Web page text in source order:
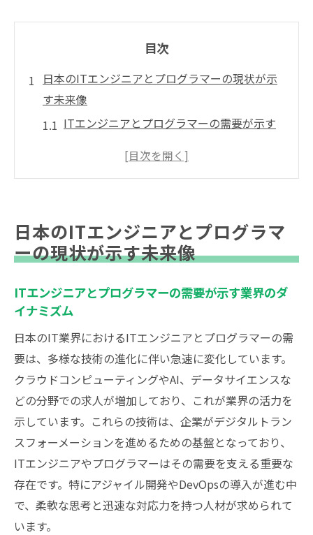
目次
日本のITエンジニアとプログラマーの現状が示
す未来像
ITエンジニアとプログラマーの需要が示す
テクノロジーの進化がもたらす新たなキャ
世界市場における日本のITエンジニアの役
割
ITエンジニアとプログラマーの役割の融合
新技術の進展がITエンジニアとプログラマーの
役割をどう変えるか
AIと自動化がもたらす業務の革新
クラウド技術の普及が変える働き方
データサイエンスが開く新たな可能性
新技術に対応するためのスキルアップ戦略
テクノロジー進化が求めるITエンジニアの
適応力
日本のITエンジニアとプログラマ
ーの現状が示す未来像
ITエンジニアとプログラマーの需要が示す業界のダ
イナミズム
日本のIT業界におけるITエンジニアとプログラマーの需
要は、多様な技術の進化に伴い急速に変化しています。
クラウドコンピューティングやAI、データサイエンスな
どの分野での求人が増加しており、これが業界の活力を
示しています。これらの技術は、企業がデジタルトラン
スフォーメーションを進めるための基盤となっており、
ITエンジニアやプログラマーはその需要を支える重要な
存在です。特にアジャイル開発やDevOpsの導入が進む中
で、柔軟な思考と迅速な対応力を持つ人材が求められて
います。